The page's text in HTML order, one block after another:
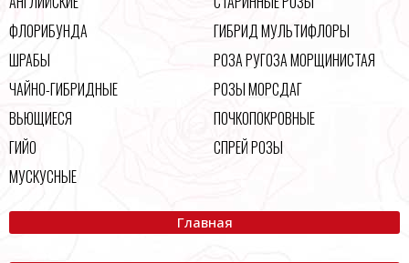
ФЛОРИБУНДА
ШРАБЫ
ЧАЙНО-ГИБРИДНЫЕ
ВЬЮЩИЕСЯ
ГИЙО
МУСКУСНЫЕ
ГИБРИД МУЛЬТИФЛОРЫ
РОЗА РУГОЗА МОРЩИНИСТАЯ
РОЗЫ МОРСДАГ
ПОЧКОПОКРОВНЫЕ
СПРЕЙ РОЗЫ
Главная